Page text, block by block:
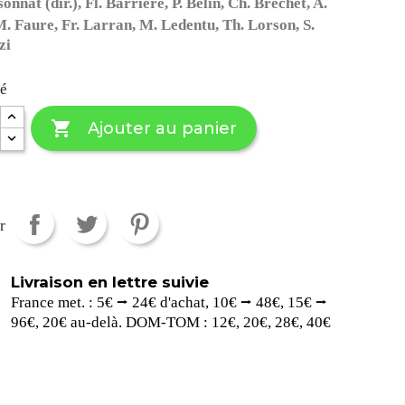
(dir.), Fl. Barrière, P. Belin, Ch. Bréchet, A.
Faure, Fr. Larran, M. Ledentu, Th. Lorson, S.
 Ajouter au panier
Livraison en lettre suivie
France met. : 5€ ⭢ 24€ d'achat, 10€ ⭢ 48€, 15€ ⭢
96€, 20€ au-delà. DOM-TOM : 12€, 20€, 28€, 40€